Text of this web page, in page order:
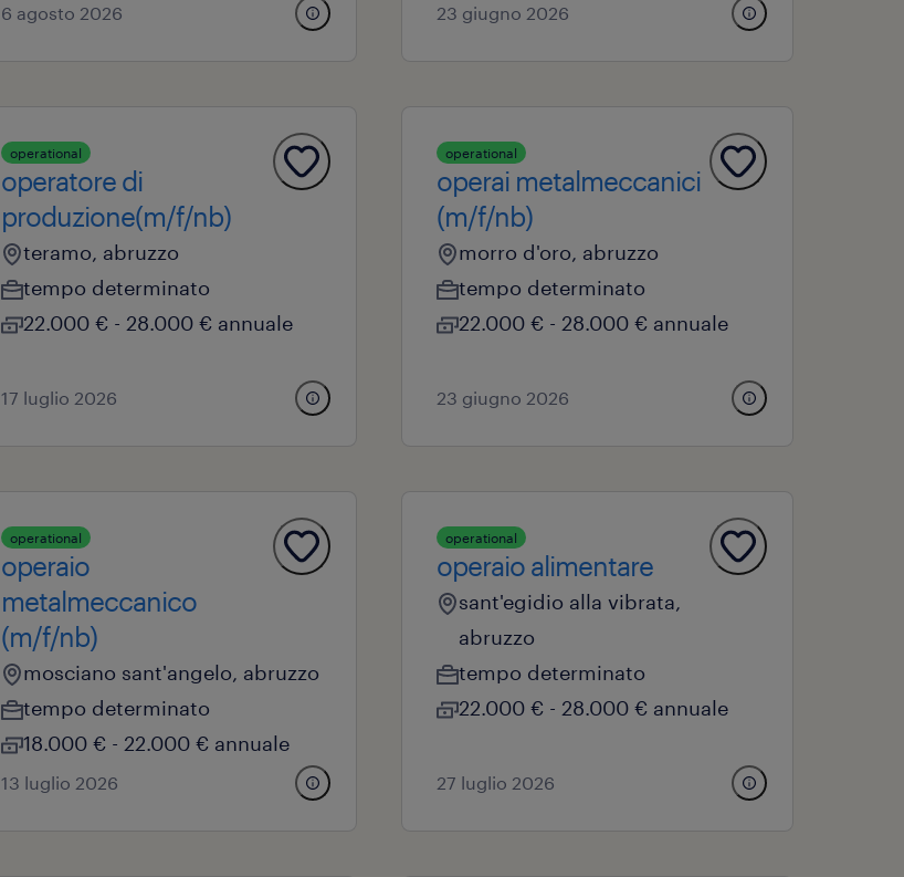
6 agosto 2026 23 giugno 2026
operational
operatore di
produzione(m/f/nb)
teramo, abruzzo
tempo determinato
22.000 € - 28.000 € annuale
17 luglio 2026
operational
operai metalmeccanici
(m/f/nb)
morro d'oro, abruzzo
tempo determinato
22.000 € - 28.000 € annuale
23 giugno 2026
operational
operaio
metalmeccanico
(m/f/nb)
mosciano sant'angelo, abruzzo
tempo determinato
18.000 € - 22.000 € annuale
13 luglio 2026
operational
operaio alimentare
sant'egidio alla vibrata,
abruzzo
tempo determinato
22.000 € - 28.000 € annuale
27 luglio 2026